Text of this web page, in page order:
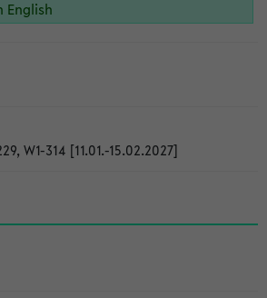
English
W1-314 [11.01.-15.02.2027]